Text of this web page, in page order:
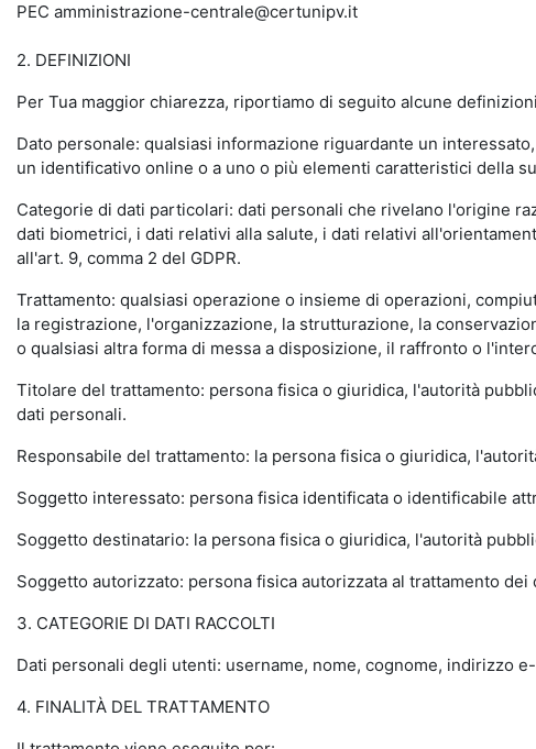
PEC amministrazione-centrale@certunipv.it
2. DEFINIZIONI
Per Tua maggior chiarezza, riportiamo di seguito alcune
Dato personale: qualsiasi informazione riguardante un
un identificativo online o a uno o più elementi caratteristici della
Categorie di dati particolari: dati personali che rivelano l'origine
dati biometrici, i dati relativi alla salute, i dati relativi
all'art. 9, comma 2 del GDPR.
Trattamento: qualsiasi operazione o insieme di operazioni,
la registrazione, l'organizzazione, la strutturazione, la
o qualsiasi altra forma di messa a disposizione, il raffronto o
Titolare del trattamento: persona fisica o giuridica, l'autorità
dati personali.
Responsabile del trattamento: la persona fisica o giuridica,
Soggetto interessato: persona fisica identificata o identificabile
Soggetto destinatario: la persona fisica o giuridica, l'autorità
Soggetto autorizzato: persona fisica autorizzata al trattamento
3. CATEGORIE DI DATI RACCOLTI
Dati personali degli utenti: username, nome, cognome, indirizzo
4. FINALITÀ DEL TRATTAMENTO